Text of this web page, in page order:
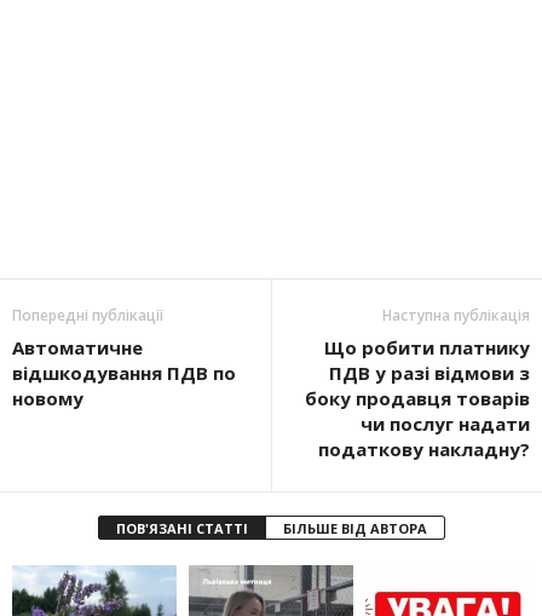
Попередні публікації
Автоматичне
відшкодування ПДВ по
новому
Наступна публікація
Що робити платнику
ПДВ у разі відмови з
боку продавця товарів
чи послуг надати
податкову накладну?
ПОВ'ЯЗАНІ СТАТТІ БІЛЬШЕ ВІД АВТОРА